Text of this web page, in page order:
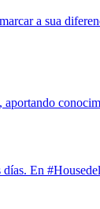
a sua
En